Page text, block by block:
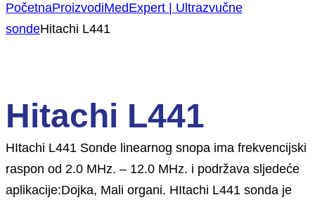
PočetnaProizvodiMedExpert | Ultrazvučne
sondeHitachi L441
Hitachi L441
HItachi L441 Sonde linearnog snopa ima frekvencijski
raspon od 2.0 MHz. – 12.0 MHz. i podržava sljedeće
aplikacije:Dojka, Mali organi. HItachi L441 sonda je